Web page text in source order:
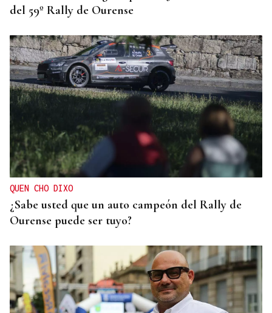
del 59º Rally de Ourense
QUEN CHO DIXO
¿Sabe usted que un auto campeón del Rally de
Ourense puede ser tuyo?